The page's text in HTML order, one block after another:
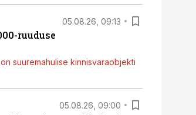
05.08.26, 09:13
ruuduse
suuremahulise kinnisvaraobjekti
05.08.26, 09:00